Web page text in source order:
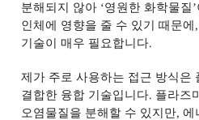
분해되지 않아 ‘영원한 화학물질’
인체에 영향을 줄 수 있기 때문에 ,
기술이 매우 필요합니다.
제가 주로 사용하는 접근 방식은
결합한 융합 기술입니다. 플라즈
오염물질을 분해할 수 있지만,에